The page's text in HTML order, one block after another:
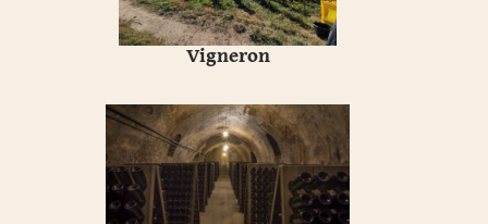
Vigneron